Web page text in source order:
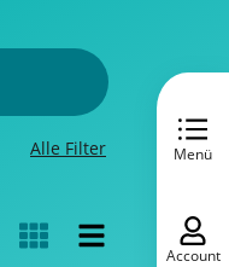
Alle Filter Menü
Account